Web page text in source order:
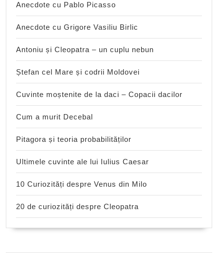
Anecdote cu Pablo Picasso
Anecdote cu Grigore Vasiliu Birlic
Antoniu și Cleopatra – un cuplu nebun
Ștefan cel Mare și codrii Moldovei
Cuvinte moștenite de la daci – Copacii dacilor
Cum a murit Decebal
Pitagora și teoria probabilităților
Ultimele cuvinte ale lui Iulius Caesar
10 Curiozități despre Venus din Milo
20 de curiozități despre Cleopatra